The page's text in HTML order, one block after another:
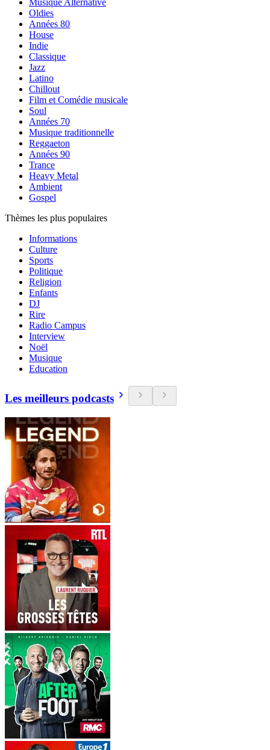
Musique Alternative
Oldies
Années 80
House
Indie
Classique
Jazz
Latino
Chillout
Film et Comédie musicale
Soul
Années 70
Musique traditionnelle
Reggaeton
Années 90
Trance
Heavy Metal
Ambient
Gospel
Thèmes les plus populaires
Informations
Culture
Sports
Politique
Religion
Enfants
DJ
Rire
Radio Campus
Interview
Noël
Musique
Education
Les meilleurs podcasts